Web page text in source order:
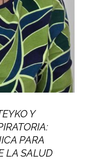
Y
PARA
LA SALUD